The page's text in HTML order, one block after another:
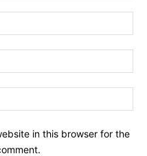
in this browser for the